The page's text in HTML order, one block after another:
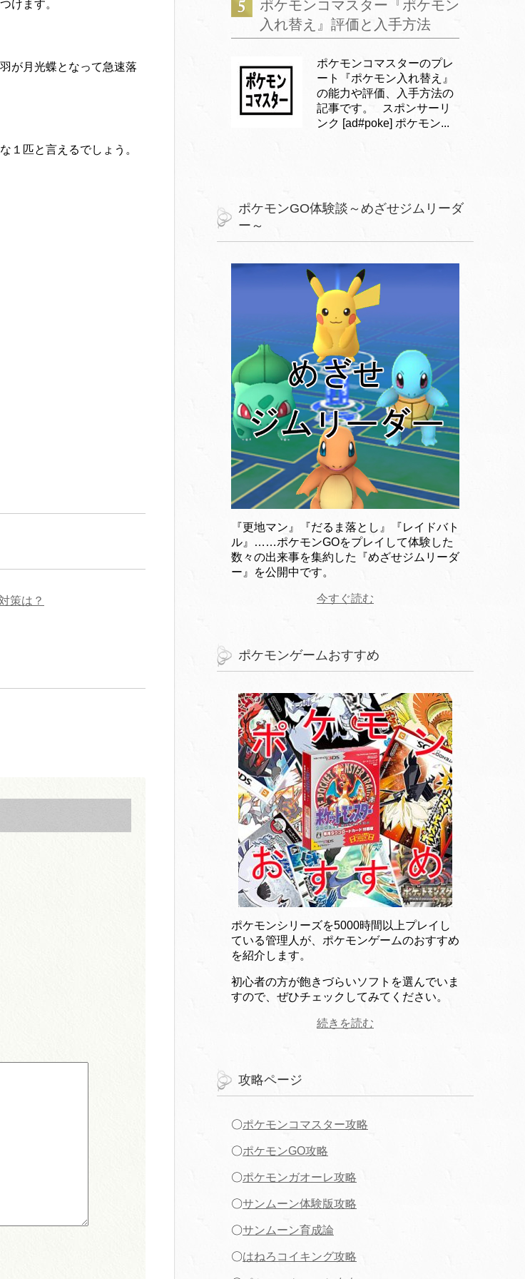
けます。
が月光蝶となって急速落
１匹と言えるでしょう。
策は？
ポケモンコマスター『ポケモン
入れ替え』評価と入手方法
ポケモンコマスターのプレ
ート『ポケモン入れ替え』
の能力や評価、入手方法の
記事です。 スポンサーリ
ンク [ad#poke] ポケモン...
ポケモンGO体験談～めざせジムリーダ
ー～
『更地マン』『だるま落とし』『レイドバト
ル』……ポケモンGOをプレイして体験した
数々の出来事を集約した『めざせジムリーダ
ー』を公開中です。
今すぐ読む
ポケモンゲームおすすめ
ポケモンシリーズを5000時間以上プレイし
ている管理人が、ポケモンゲームのおすすめ
を紹介します。
初心者の方が飽きづらいソフトを選んでいま
すので、ぜひチェックしてみてください。
続きを読む
攻略ページ
〇ポケモンコマスター攻略
〇ポケモンGO攻略
〇ポケモンガオーレ攻略
〇サンムーン体験版攻略
〇サンムーン育成論
〇はねろコイキング攻略